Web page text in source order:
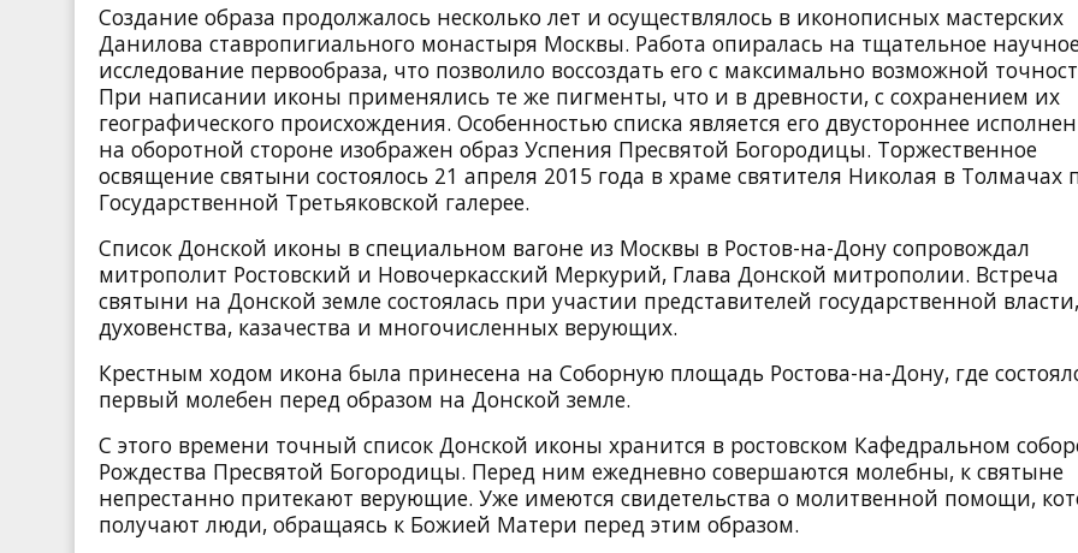
Создание образа продолжалось несколько лет и осуществлялось в иконописных мастерских
Данилова ставропигиального монастыря Москвы. Работа опиралась на тщательное
исследование первообраза, что позволило воссоздать его с максимально возможной
При написании иконы применялись те же пигменты, что и в древности, с сохранением их
географического происхождения. Особенностью списка является его двустороннее
на оборотной стороне изображен образ Успения Пресвятой Богородицы. Торжественное
освящение святыни состоялось 21 апреля 2015 года в храме святителя Николая в Толмачах
Государственной Третьяковской галерее.
Список Донской иконы в специальном вагоне из Москвы в Ростов-на-Дону сопровождал
митрополит Ростовский и Новочеркасский Меркурий, Глава Донской митрополии. Встреча
святыни на Донской земле состоялась при участии представителей государственной власти,
духовенства, казачества и многочисленных верующих.
Крестным ходом икона была принесена на Соборную площадь Ростова-на-Дону, где
первый молебен перед образом на Донской земле.
С этого времени точный список Донской иконы хранится в ростовском Кафедральном
Рождества Пресвятой Богородицы. Перед ним ежедневно совершаются молебны, к святыне
непрестанно притекают верующие. Уже имеются свидетельства о молитвенной помощи,
получают люди, обращаясь к Божией Матери перед этим образом.